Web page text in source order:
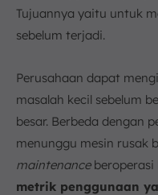
Tujuannya yaitu untuk
sebelum terjadi.
Perusahaan dapat
masalah kecil sebelum
besar. Berbeda dengan
menunggu mesin rusak
maintenanceberoperasi
metrik penggunaan